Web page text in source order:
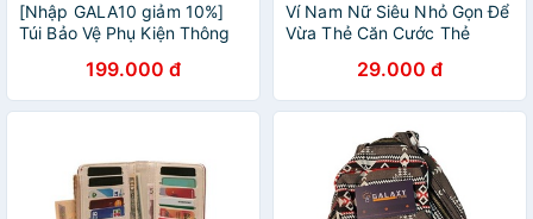
[Nhập GALA10 giảm 10%]
Túi Bảo Vệ Phụ Kiện Thông
Galaxy Store GTPK01
(17x14x5 cm) - Hàng Chính
Hãng
199.000 đ
Ví Nam Nữ Siêu Nhỏ Gọn Để
Vừa Thẻ Căn Cước Thẻ
Hàng Chính Hãng
29.000 đ